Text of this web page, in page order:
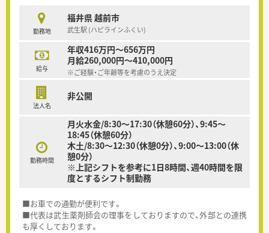
勤務地
福井県 越前市
武生駅 (ハピラインふくい)
給与
年収416万円～656万円
月給260,000円～410,000円
※ご経験・ご年齢等を考慮のうえ決定
法人名
非公開
勤務時間
月火水金/8:30～17:30（休憩60分）、9:45～
18:45（休憩60分）
木土/8:30～12:30（休憩0分）、9:00～13:00（休
憩0分）
※上記シフトを参考に1日8時間、週40時間を限
度とするシフト制勤務
■お車での通勤が便利です。
■代表は武生薬剤師会の理事をしておりますので、外部との連携
も厚くしております。